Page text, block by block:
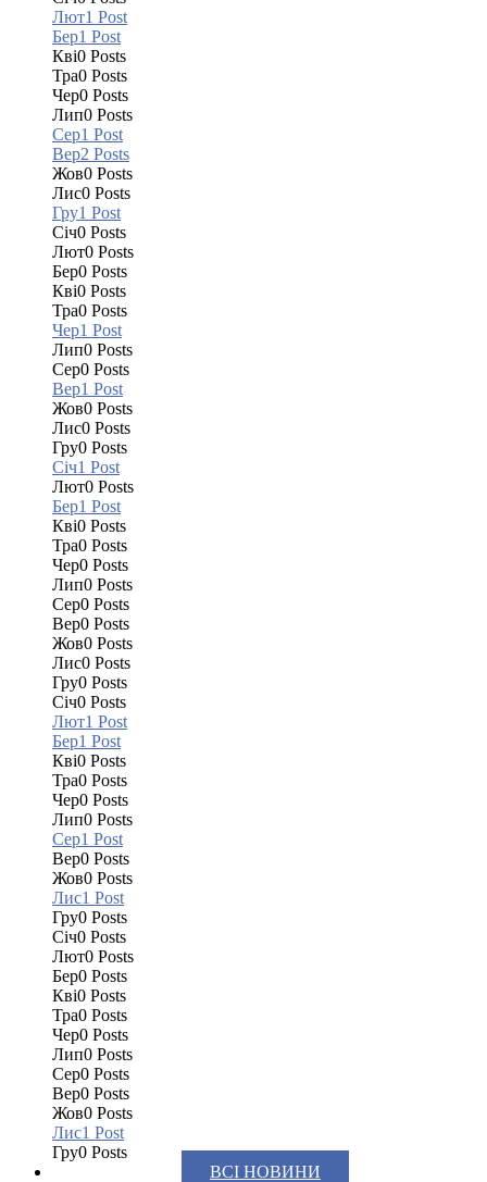
Лют1 Post
Бер1 Post
Кві0 Posts
Тра0 Posts
Чер0 Posts
Лип0 Posts
Сер1 Post
Вер2 Posts
Жов0 Posts
Лис0 Posts
Гру1 Post
Січ0 Posts
Лют0 Posts
Бер0 Posts
Кві0 Posts
Тра0 Posts
Чер1 Post
Лип0 Posts
Сер0 Posts
Вер1 Post
Жов0 Posts
Лис0 Posts
Гру0 Posts
Січ1 Post
Лют0 Posts
Бер1 Post
Кві0 Posts
Тра0 Posts
Чер0 Posts
Лип0 Posts
Сер0 Posts
Вер0 Posts
Жов0 Posts
Лис0 Posts
Гру0 Posts
Січ0 Posts
Лют1 Post
Бер1 Post
Кві0 Posts
Тра0 Posts
Чер0 Posts
Лип0 Posts
Сер1 Post
Вер0 Posts
Жов0 Posts
Лис1 Post
Гру0 Posts
Січ0 Posts
Лют0 Posts
Бер0 Posts
Кві0 Posts
Тра0 Posts
Чер0 Posts
Лип0 Posts
Сер0 Posts
Вер0 Posts
Жов0 Posts
Лис1 Post
Гру0 Posts
ВСІ НОВИНИ